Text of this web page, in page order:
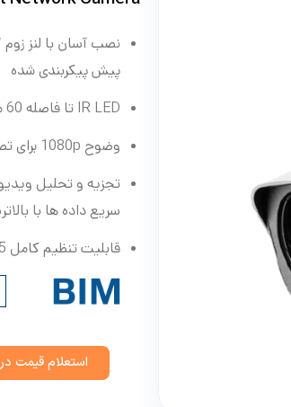
نصب آسان با لنز زوم
پیشپیکربندیشده
IR LED تا فاصله 60 متری (196 فوت).
وضوح 1080p برای تصاویر واضح
تجزیه و تحلیل
سریع داده ها با
قابلیت تنظیم کامل H.265 مولتی استریم
استعلام قیمت در